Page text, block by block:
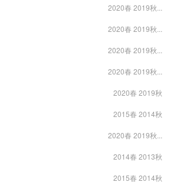
2020春 2019秋...
2020春 2019秋...
2020春 2019秋...
2020春 2019秋...
2020春 2019秋
2015春 2014秋
2020春 2019秋...
2014春 2013秋
2015春 2014秋